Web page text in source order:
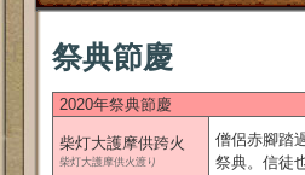
祭典節慶
2020年祭典節慶
柴灯大護摩供跨火
柴灯大護摩供火渡り
僧侶赤腳踏
祭典。信徒